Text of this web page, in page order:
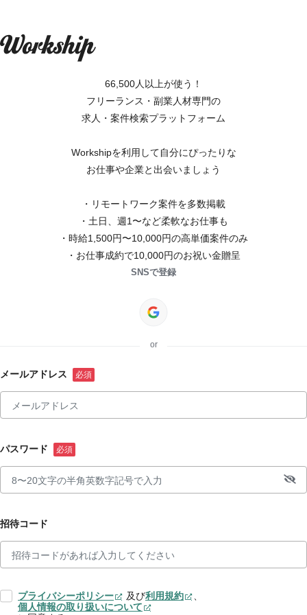
66,500人以上が使う！
フリーランス・副業人材専門の
求人・案件検索プラットフォーム
Workshipを利用して自分にぴったりな
お仕事や企業と出会いましょう
・リモートワーク案件を多数掲載
・土日、週1〜など柔軟なお仕事も
・時給1,500円〜10,000円の高単価案件のみ
・お仕事成約で10,000円のお祝い金贈呈
SNSで登録
or
メールアドレス
パスワード
招待コード
プライバシーポリシー 及び利用規約
、
個人情報の取り扱いについて